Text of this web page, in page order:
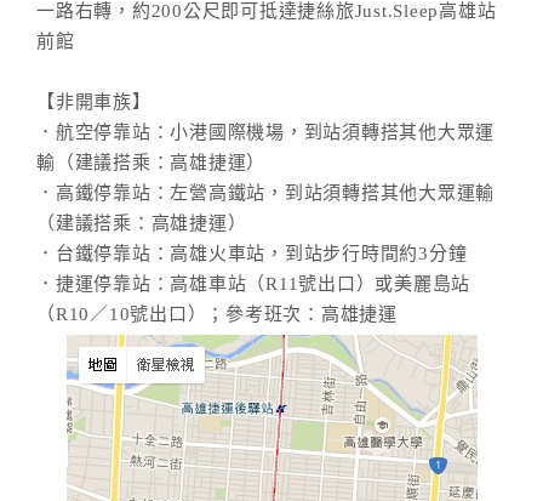
一路右轉，約200公尺即可抵達捷絲旅Just.Sleep高雄站
前館
【非開車族】
．航空停靠站：小港國際機場，到站須轉搭其他大眾運
輸（建議搭乘：高雄捷運）
．高鐵停靠站：左營高鐵站，到站須轉搭其他大眾運輸
（建議搭乘：高雄捷運）
．台鐵停靠站：高雄火車站，到站步行時間約3分鐘
．捷運停靠站：高雄車站（R11號出口）或美麗島站
（R10／10號出口）；參考班次：高雄捷運